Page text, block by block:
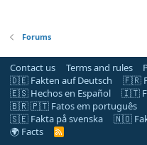
Forums
Contact us Terms and rules
🇩🇪 Fakten auf Deutsch
🇫🇷
🇪🇸 Hechos en Español
🇮🇹
🇧🇷 🇵🇹 Fatos em português
🇸🇪 Fakta på svenska
🇳🇴
🌍 Facts
R